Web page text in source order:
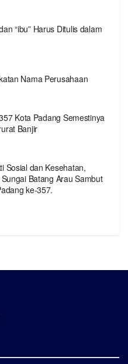
“ibu” Harus Ditulis dalam
Nama Perusahaan
Kota Padang Semestinya
Banjir
Sosial dan Kesehatan,
Batang Arau Sambut
ke-357.